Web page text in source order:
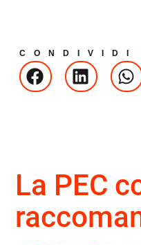
CONDIVIDI
La PEC